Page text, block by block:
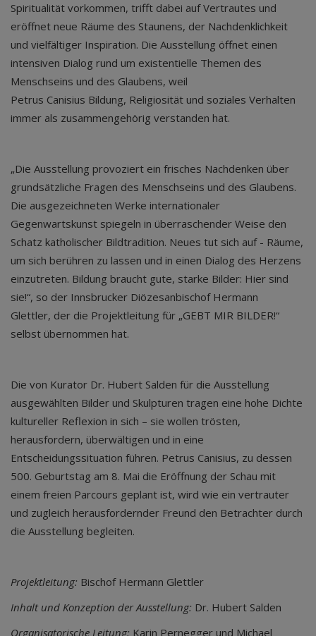
Spiritualität vorkommen, trifft dabei auf Vertrautes und
eröffnet neue Räume des Staunens, der Nachdenklichkeit
und vielfältiger Inspiration. Die Ausstellung öffnet einen
intensiven Dialog rund um existentielle Themen des
Menschseins und des Glaubens, weil
Petrus Canisius Bildung, Religiosität und soziales Verhalten
immer als zusammengehörig verstanden hat.
„Die Ausstellung provoziert ein frisches Nachdenken über
grundsätzliche Fragen des Menschseins und des Glaubens.
Die ausgezeichneten Werke internationaler
Gegenwartskunst spiegeln in überraschender Weise den
Schatz katholischer Bildtradition. Neues tut sich auf - Räume,
um sich berühren zu lassen und in einen Dialog des Herzens
einzutreten. Bildung braucht gute, starke Bilder: Hier sind
sie!“, so der Innsbrucker Diözesanbischof Hermann
Glettler, der die Projektleitung für „GEBT MIR BILDER!“
selbst übernommen hat.
Die von Kurator Dr. Hubert Salden für die Ausstellung
ausgewählten Bilder und Skulpturen tragen eine hohe Dichte
kultureller Reflexion in sich – sie wollen trösten,
herausfordern, überwältigen und in eine
Entscheidungssituation führen. Petrus Canisius, zu dessen
500. Geburtstag am 8. Mai die Eröffnung der Schau mit
einem freien Parcours geplant ist, wird wie ein vertrauter
und zugleich herausfordernder Freund den Betrachter durch
die Ausstellung begleiten.
Projektleitung: Bischof Hermann Glettler
Inhalt und Konzeption der Ausstellung: Dr. Hubert Salden
Organisatorische Leitung: Karin Pernegger und Michael